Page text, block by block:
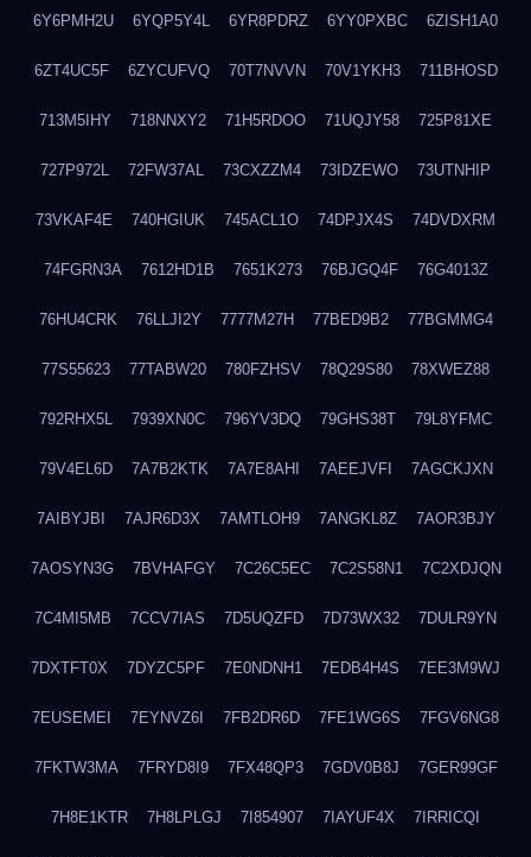
6Y6PMH2U 6YQP5Y4L 6YR8PDRZ 6YY0PXBC 6ZISH1A0
6ZT4UC5F 6ZYCUFVQ 70T7NVVN 70V1YKH3 711BHOSD
713M5IHY 718NNXY2 71H5RDOO 71UQJY58 725P81XE
727P972L 72FW37AL 73CXZZM4 73IDZEWO 73UTNHIP
73VKAF4E 740HGIUK 745ACL1O 74DPJX4S 74DVDXRM
74FGRN3A 7612HD1B 7651K273 76BJGQ4F 76G4013Z
76HU4CRK 76LLJI2Y 7777M27H 77BED9B2 77BGMMG4
77S55623 77TABW20 780FZHSV 78Q29S80 78XWEZ88
792RHX5L 7939XN0C 796YV3DQ 79GHS38T 79L8YFMC
79V4EL6D 7A7B2KTK 7A7E8AHI 7AEEJVFI 7AGCKJXN
7AIBYJBI 7AJR6D3X 7AMTLOH9 7ANGKL8Z 7AOR3BJY
7AOSYN3G 7BVHAFGY 7C26C5EC 7C2S58N1 7C2XDJQN
7C4MI5MB 7CCV7IAS 7D5UQZFD 7D73WX32 7DULR9YN
7DXTFT0X 7DYZC5PF 7E0NDNH1 7EDB4H4S 7EE3M9WJ
7EUSEMEI 7EYNVZ6I 7FB2DR6D 7FE1WG6S 7FGV6NG8
7FKTW3MA 7FRYD8I9 7FX48QP3 7GDV0B8J 7GER99GF
7H8E1KTR 7H8LPLGJ 7I854907 7IAYUF4X 7IRRICQI